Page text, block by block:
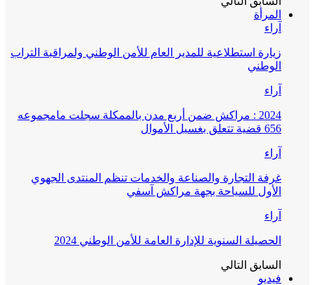
المرأة
آراء
زيارة استطلاعية للمدير العام للأمن الوطني ولمراقبة التراب
الوطني
آراء
2024 : مراكش ضمن أربع مدن بالممكلة سجلت مامجموعه
656 قضية تتعلق بغسيل الأموال
آراء
غرفة التجارة والصناعة والخدمات تنظم المنتدى الجهوي
الأول للسياحة بجهة مراكش آسفي
آراء
الحصيلة السنوية للإدارة العامة للأمن الوطني 2024
السابق التالي
فيديو